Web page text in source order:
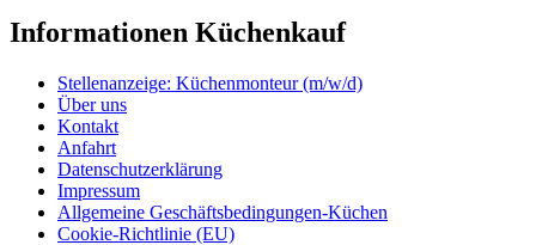
Informationen Küchenkauf
Stellenanzeige: Küchenmonteur (m/w/d)
Über uns
Kontakt
Anfahrt
Datenschutzerklärung
Impressum
Allgemeine Geschäftsbedingungen-Küchen
Cookie-Richtlinie (EU)